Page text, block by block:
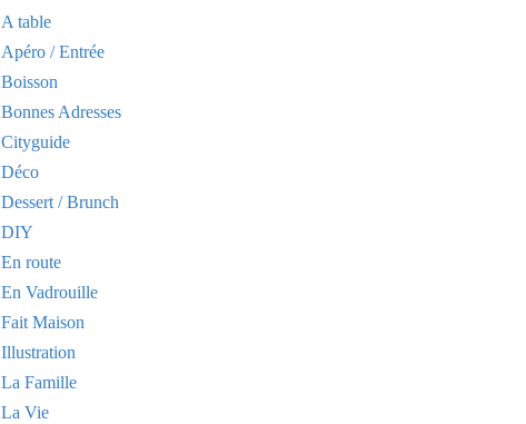
A table
Apéro / Entrée
Boisson
Bonnes Adresses
Cityguide
Déco
Dessert / Brunch
DIY
En route
En Vadrouille
Fait Maison
Illustration
La Famille
La Vie